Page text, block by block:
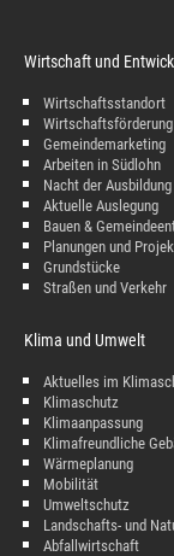
Wirtschaft und
Wirtschaftsstandort
Wirtschaftsförderung
Gemeindemarketing
Arbeiten in Südlohn
Nacht der Ausbildung
Aktuelle Auslegung
Bauen &
Planungen und
Grundstücke
Straßen und Verkehr
Klima und Umwelt
Aktuelles im
Klimaschutz
Klimaanpassung
Klimafreundliche
Wärmeplanung
Mobilität
Umweltschutz
Landschafts- und
Abfallwirtschaft